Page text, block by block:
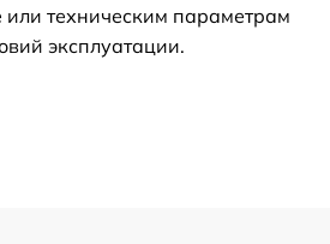
или техническим параметрам
эксплуатации.